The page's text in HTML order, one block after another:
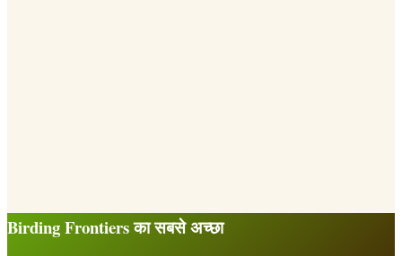
Birding Frontiers का सबसे अच्छा